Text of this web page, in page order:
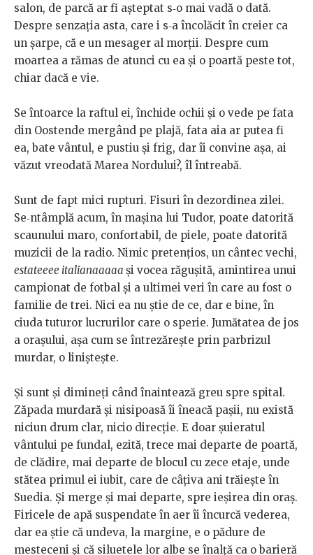
salon, de parcă ar fi așteptat s‑o mai vadă o dată.
Despre senzația asta, care i s‑a încolăcit în creier ca
un șarpe, că e un mesager al morții. Despre cum
moartea a rămas de atunci cu ea și o poartă peste tot,
chiar dacă e vie.
Se întoarce la raftul ei, închide ochii și o vede pe fata
din Oostende mergând pe plajă, fata aia ar putea fi
ea, bate vântul, e pustiu și frig, dar îi convine așa, ai
văzut vreodată Marea Nordului?, îl întreabă.
Sunt de fapt mici rupturi. Fisuri în dezordinea zilei.
Se‑ntâmplă acum, în mașina lui Tudor, poate datorită
scaunului maro, confortabil, de piele, poate datorită
muzicii de la radio. Nimic pretențios, un cântec vechi,
estateeee italianaaaaa și vocea răgușită, amintirea unui
campionat de fotbal și a ultimei veri în care au fost o
familie de trei. Nici ea nu știe de ce, dar e bine, în
ciuda tuturor lucrurilor care o sperie. Jumătatea de jos
a orașului, așa cum se întrezărește prin parbrizul
murdar, o liniștește.
Și sunt și dimineți când înaintează greu spre spital.
Zăpada murdară și nisipoasă îi îneacă pașii, nu există
niciun drum clar, nicio direcție. E doar șuieratul
vântului pe fundal, ezită, trece mai departe de poartă,
de clădire, mai departe de blocul cu zece etaje, unde
stătea primul ei iubit, care de câțiva ani trăiește în
Suedia. Și merge și mai departe, spre ieșirea din oraș.
Firicele de apă suspendate în aer îi încurcă vederea,
dar ea știe că undeva, la margine, e o pădure de
mesteceni și că siluetele lor albe se înalță ca o barieră